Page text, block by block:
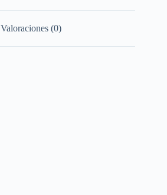
Valoraciones (0)